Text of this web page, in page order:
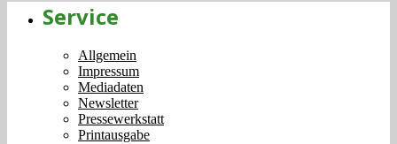
Service
Allgemein
Impressum
Mediadaten
Newsletter
Pressewerkstatt
Printausgabe